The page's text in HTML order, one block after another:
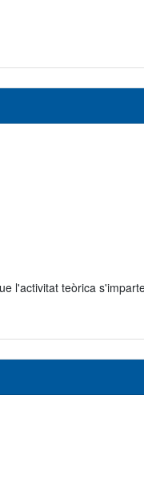
l'activitat teòrica